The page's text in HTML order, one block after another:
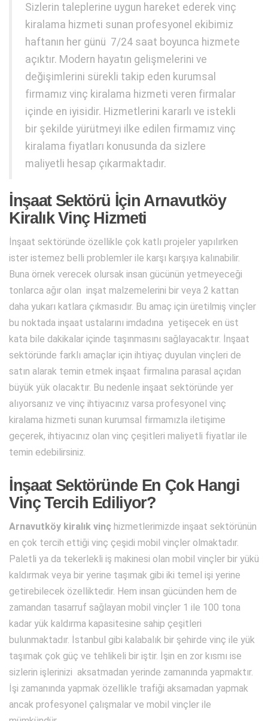
Sizlerin taleplerine uygun hareket ederek vinç
kiralama hizmeti sunan profesyonel ekibimiz
haftanın her günü 7/24 saat boyunca hizmete
açıktır. Modern hayatın gelişmelerini ve
değişimlerini sürekli takip eden kurumsal
firmamız vinç kiralama hizmeti veren firmalar
içinde en iyisidir. Hizmetlerini kararlı ve istekli
bir şekilde yürütmeyi ilke edilen firmamız vinç
kiralama fiyatları konusunda da sizlere
maliyetli hesap çıkarmaktadır.
İnşaat Sektörü İçin Arnavutköy
Kiralık Vinç Hizmeti
İnşaat sektöründe özellikle çok katlı projeler yapılırken
ister istemez belli problemler ile karşı karşıya kalınabilir.
Buna örnek verecek olursak insan gücünün yetmeyeceği
tonlarca ağır olan inşat malzemelerini bir veya 2 kattan
daha yukarı katlara çıkmasıdır. Bu amaç için üretilmiş vinçler
bu noktada inşaat ustalarını imdadına yetişecek en üst
kata bile dakikalar içinde taşınmasını sağlayacaktır. İnşaat
sektöründe farklı amaçlar için ihtiyaç duyulan vinçleri de
satın alarak temin etmek inşaat firmalına parasal açıdan
büyük yük olacaktır. Bu nedenle inşaat sektöründe yer
alıyorsanız ve vinç ihtiyacınız varsa profesyonel vinç
kiralama hizmeti sunan kurumsal firmamızla iletişime
geçerek, ihtiyacınız olan vinç çeşitleri maliyetli fiyatlar ile
temin edebilirsiniz.
İnşaat Sektöründe En Çok Hangi
Vinç Tercih Ediliyor?
Arnavutköy kiralık vinç hizmetlerimizde inşaat sektörünün
en çok tercih ettiği vinç çeşidi mobil vinçler olmaktadır.
Paletli ya da tekerlekli iş makinesi olan mobil vinçler bir yükü
kaldırmak veya bir yerine taşımak gibi iki temel işi yerine
getirebilecek özelliktedir. Hem insan gücünden hem de
zamandan tasarruf sağlayan mobil vinçler 1 ile 100 tona
kadar yük kaldırma kapasitesine sahip çeşitleri
bulunmaktadır. İstanbul gibi kalabalık bir şehirde vinç ile yük
taşımak çok güç ve tehlikeli bir iştir. İşin en zor kısmı ise
sizlerin işlerinizi aksatmadan yerinde zamanında yapmaktır.
İşi zamanında yapmak özellikle trafiği aksamadan yapmak
ancak profesyonel çalışmalar ve mobil vinçler ile